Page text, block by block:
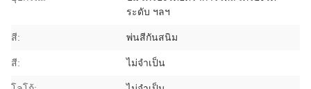
ระดับ ฯลฯ
สี: พ่นสีกันสนิม
สี: ไม่จำเป็น